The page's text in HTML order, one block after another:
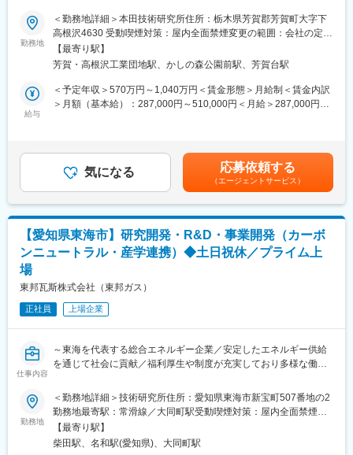
■魅力：
世界中のあらゆる企業で地球環境問題・エネルギー問題への対応
が求められる機会が多くなっている事を受けて、全社の環境企画
し電池事業に於ける環境問題全般に関わる事は勿論の事、電池業
界に限らず広く社外の情報を収集・解釈することが必要になるた
■キャリアパス：
様々な分野の環境に関する全社企画の立案を担当する事により、
「環境分野」のリーダーの育成を目指しております。
入社後は、カーボンニュートラルの業務を推進したのち、ご本人
の要望・適正に合わせて環境関連の企画立案の業務やリーダーを
担っていただきます。
変更の範囲：会社の定める業務
■募集の背景
私たちは、ライフサイクル全体を通じた環境技術の高度化と顧客
価値の最大化、さらに循環型ビジネスへの転換を加速させるため
に、社内の様々な部門と共創しながら、四輪車製造にまつわるカ
ーボンニュートラル（CN）およびリソースサーキュレーション
（RC）を実現するための表面処理材料開発に取り組んでおりま
す。
開発に関わる業務をお任せします。
・社会動向・市場ニーズに基づいた技術要件・商品性の分析と定
・事業性（収益性・量産性・コスト性など）を考慮した材料・商
品の仕様検討
・営業企画・調達・デザイン・設計・製造企画部門など社内関係
・顧客価値・商品価値に即した材料・表面処理技術の技術提案
■仕事の魅力・やりがい
・ご自身が手がけた技術が「市場で実際に使われる」という、社
会的インパクトと達成感を得られます。
ーバルに活躍できるポジションです。
・自らの企画・技術がHondaの次世代循環型ビジネスの中核とな
る可能性もあります。
勤務地
＜勤務地詳細＞本田技術研究所住所：栃木県芳賀郡芳賀町大字下
高根沢4630 受動喫煙対策：屋内全面禁煙変更の範囲：会社の定め
る事業所（リモートワーク含む）
【最寄り駅】
芳賀・高根沢工業団地駅、かしの森公園前駅、芳賀台駅
給与
＜予定年収＞570万円～1,040万円＜賃金形態＞月給制＜賃金内訳
＞月額（基本給）：287,000円～510,000円＜月給＞287,000円～
（月給約36万円）・係長クラス 約960万円（月給約43万円）・
管理職 約1,230万円（月給約64万円） 賃金はあくまでも目安の
金額であり、選考を通じて上下する可能性があります。月給(月額)
は固定手当を含めた表記です。
気になる 応募依頼する
（エージェントサービス）
【愛知県東海市】研究開発・R&D・事業開発（カーボ
ンニュートラル・産学連携）◆土日祝休／プライム上
場
東邦瓦斯株式会社（東邦ガス）
正社員 上場企業
仕事内容
～東海を代表する総合エネルギー企業／安定したエネルギー供給
を通じて社会に貢献／福利厚生や制度が充実しており多様な働き
■仕事内容：
カーボンニュートラルや水素社会などの実現に向けた、新技術の
調査・企画や技術開発など幅広い領域をお任せいたします。大学
や公共機関との共同研究など社内外の関係者との関わりも多いで
勤務地
＜勤務地詳細＞技術研究所住所：愛知県東海市新宝町507番地の2
勤務地最寄駅：常滑線／大同町駅受動喫煙対策：屋内全面禁煙変
更の範囲：会社の定める事業所（リモートワーク含む）
【最寄り駅】
柴田駅、名和駅(愛知県)、大同町駅